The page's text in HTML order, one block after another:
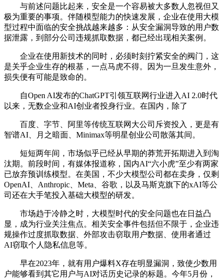
与前述问题比起来，安全是一个容易被大多数人忽视但又
极为重要的事项。伴随模型能力的快速发展，企业在使用大模
型过程中面临的安全挑战越来越多：从安全漏洞导致的用户数
据泄露，到部分公司违规抓取数据，都已经出现相关案例。
企业在使用新技术的同时，必须时刻拧紧安全的阀门，这
是关乎企业生存的根基，一点马虎不得。因为一旦发生意外，
损失便有可能是致命的。
自Open AI发布的ChatGPT引领互联网行业进入AI 2.0时代
以来，无数企业和AI创业者投身行业。在国内，除了
百度、字节、阿里等传统互联网大公司斥资投入，更是有
智谱AI、月之暗面、Minimax等明星创业公司散落其间。
短短两年间，市场似乎已经从早期的莽荒开拓期进入到淘
汰期。前段时间，有媒体报道称，国内AI“六小虎”至少有两家
已放弃预训练模型。在美国，不少大模型公司都在卖身，仅剩
OpenAI、Anthropic、Meta、谷歌，以及马斯克旗下的xAI等公
司还在大手笔投入基础大模型的研发。
市场趋于冷静之时，大模型时代的安全问题也在日益凸
显，成为行业关注焦点。相关安全事件包括但不限于，企业违
规操作过度抓取数据、外部攻击窃取用户数据、使用者通过
AI窃取个人隐私信息等。
早在2023年，就有用户爆料X存在明显漏洞，致使少数用
户能够看到其它用户与AI对话历史记录的标题。今年5月份，